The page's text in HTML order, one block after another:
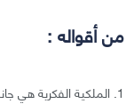
من أقواله :
1. الملكية الفكرية هي جانب أساسي للتنمية الاقتصادية.